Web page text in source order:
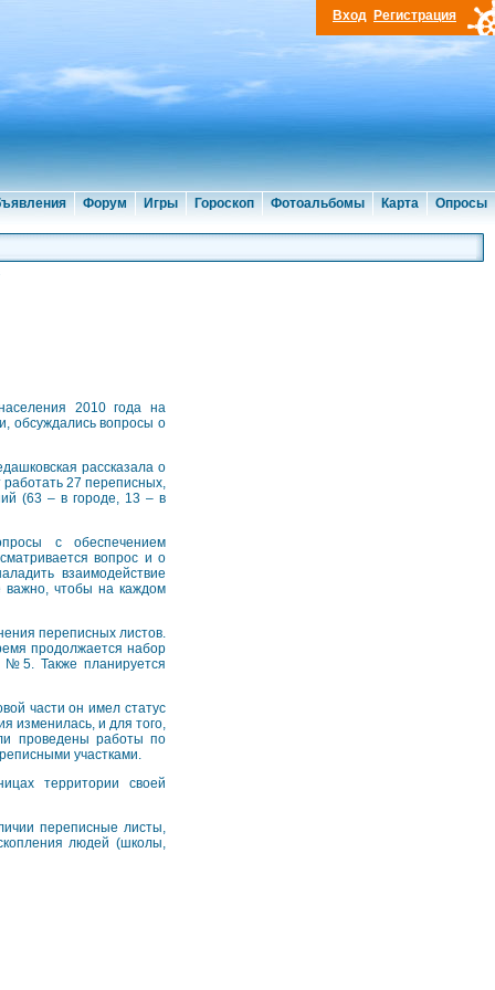
Форум Игры Гороскоп Фотоальбомы Карта Опросы
Вход Регистрация
2010 года на
обсуждались вопросы о
рассказала о
работать 27 переписных,
(63 – в городе, 13 – в
с обеспечением
вопрос и о
взаимодействие
важно, чтобы на каждом
переписных листов.
продолжается набор
№5. Также планируется
части он имел статус
изменилась, и для того,
проведены работы по
участками.
территории своей
переписные листы,
людей (школы,